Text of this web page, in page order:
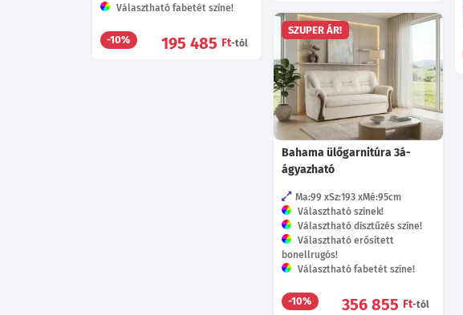
Választható fabetét színe!
-10% 195 485 Ft-tól
SZUPER ÁR!
Bahama ülőgarnitúra 3á-
ágyazható
Ma:99 Sz:193 Mé:95cm
Választható színek!
Választható dísztűzés színe!
Választható erősített
bonellrugós!
Választható fabetét színe!
-10% 356 855 Ft-tól